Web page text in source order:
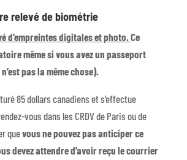
relevé de biométrie
d’empreintes digitales et photo. Ce
même si vous avez un passeport
pas la même chose).
85 dollars canadiens et s’effectue
vous dans les CRDV de Paris ou de
quevous ne pouvez pas anticiper ce
devez attendre d’avoir reçu le courrier